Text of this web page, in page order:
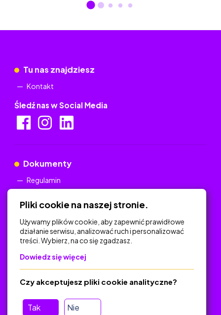
Tu nas znajdziesz
Kontakt
Śledź nas w Social Media
Dokumenty
Regulamin
Na skróty
Polityka Prywatności
Regulamin
O platformie
Baza materiałów dydaktycznych
Pliki cookie na naszej stronie.
Używamy plików cookie, aby zapewnić prawidłowe
działanie serwisu, analizować ruch i personalizować
treści. Wybierz, na co się zgadzasz.
Dowiedz się więcej
Tak Nie
Czy akceptujesz pliki cookie analityczne?